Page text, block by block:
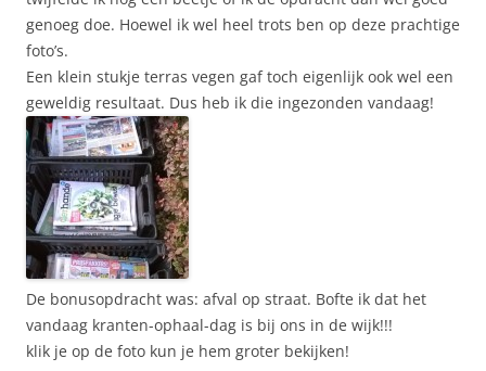
genoeg doe. Hoewel ik wel heel trots ben op deze prachtige
foto’s.
Een klein stukje terras vegen gaf toch eigenlijk ook wel een
geweldig resultaat. Dus heb ik die ingezonden vandaag!
De bonusopdracht was: afval op straat. Bofte ik dat het
vandaag kranten-ophaal-dag is bij ons in de wijk!!!
klik je op de foto kun je hem groter bekijken!